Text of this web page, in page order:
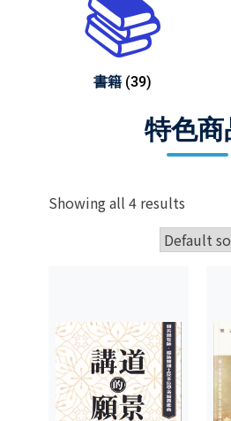
書籍 (39)
特色商
Showing all 4 results